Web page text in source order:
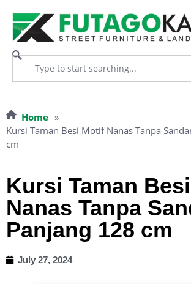
Home »
Kursi Taman Besi Motif Nanas Tanpa
cm
Kursi Taman
Nanas Tanpa
Panjang 128 cm
July 27, 2024